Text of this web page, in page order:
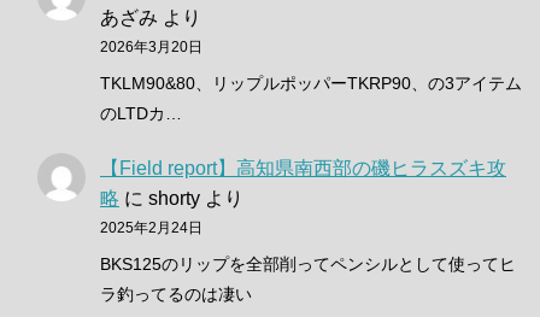
あざみ より
2026年3月20日
TKLM90&80、リップルポッパーTKRP90、の3アイテム
のLTDカ…
【Field report】高知県南西部の磯ヒラスズキ攻
略 に shorty より
2025年2月24日
BKS125のリップを全部削ってペンシルとして使ってヒ
ラ釣ってるのは凄い